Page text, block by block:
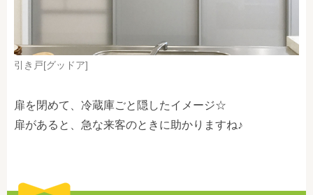
引き戸[グッドア]
扉を閉めて、冷蔵庫ごと隠したイメージ☆
扉があると、急な来客のときに助かりますね♪